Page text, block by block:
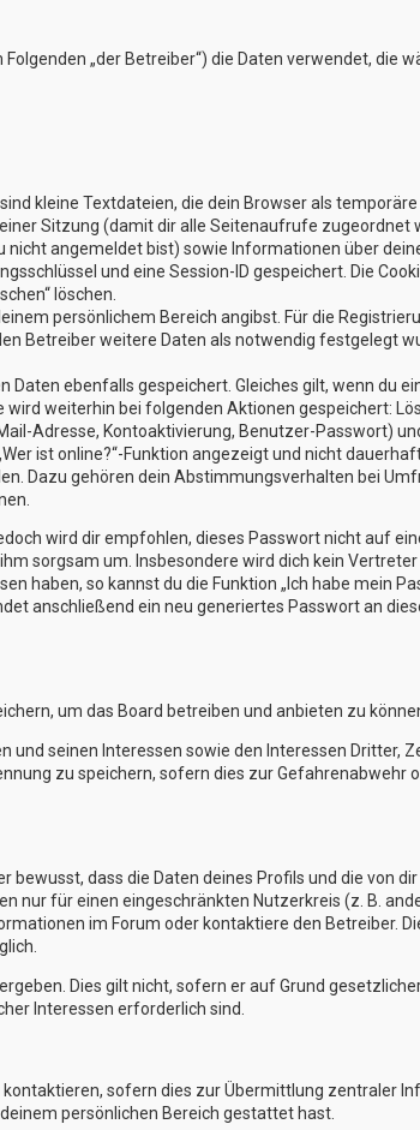
„der Betreiber“) die Daten verwendet, die
kleine Textdateien, die dein Browser als
Sitzung (damit dir alle Seitenaufrufe
angemeldet bist) sowie Informationen über
und eine Session-ID gespeichert. Die
löschen.
persönlichem Bereich angibst. Für die
Betreiber weitere Daten als notwendig festgelegt
ebenfalls gespeichert. Gleiches gilt, wenn du
weiterhin bei folgenden Aktionen gespeichert:
Adresse, Kontoaktivierung, Benutzer-Passwort)
ist online?“-Funktion angezeigt und nicht
Dazu gehören dein Abstimmungsverhalten bei
wird dir empfohlen, dieses Passwort nicht auf
sorgsam um. Insbesondere wird dich kein
haben, so kannst du die Funktion „Ich habe mein
anschließend ein neu generiertes Passwort an
um das Board betreiben und anbieten zu
seinen Interessen sowie den Interessen Dritter,
zu speichern, sofern dies zur Gefahrenabwehr
dass die Daten deines Profils und die von
nur für einen eingeschränkten Nutzerkreis (z. B.
im Forum oder kontaktiere den Betreiber.
Dies gilt nicht, sofern er auf Grund
Interessen erforderlich sind.
sofern dies zur Übermittlung zentraler
persönlichen Bereich gestattet hast.